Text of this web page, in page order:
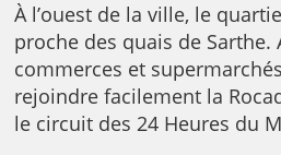
À l’ouest de la ville, le
proche des quais de Sarthe.
commerces et
rejoindre facilement la
le circuit des 24 Heures du